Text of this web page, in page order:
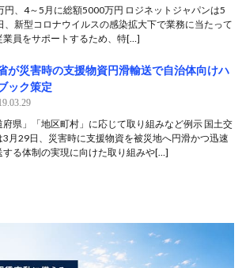
円、4～5月に総額5000万円 ロジネットジャパンは5
、新型コロナウイルスの感染拡大下で業務に当たって
業員をサポートするため、特[…]
が災害時の支援物資円滑輸送で自治体向けハ
ック策定
府県」「地区町村」に応じて取り組みなど例示 国土交
3月29日、災害時に支援物資を被災地へ円滑かつ迅速
する体制の実現に向けた取り組みや[…]